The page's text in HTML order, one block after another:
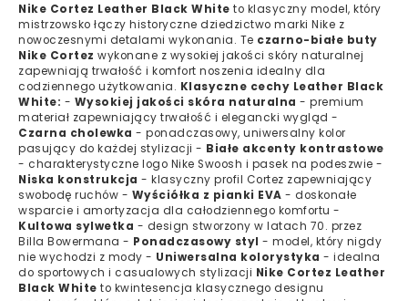
Nike Cortez Leather Black White to klasyczny model, który
mistrzowsko łączy historyczne dziedzictwo marki Nike z
nowoczesnymi detalami wykonania. Te czarno-białe buty
Nike Cortez wykonane z wysokiej jakości skóry naturalnej
zapewniają trwałość i komfort noszenia idealny dla
codziennego użytkowania. Klasyczne cechy Leather Black
White: - Wysokiej jakości skóra naturalna - premium
materiał zapewniający trwałość i elegancki wygląd -
Czarna cholewka - ponadczasowy, uniwersalny kolor
pasujący do każdej stylizacji - Białe akcenty kontrastowe
- charakterystyczne logo Nike Swoosh i pasek na podeszwie -
Niska konstrukcja - klasyczny profil Cortez zapewniający
swobodę ruchów - Wyściółka z pianki EVA - doskonałe
wsparcie i amortyzacja dla całodziennego komfortu -
Kultowa sylwetka - design stworzony w latach 70. przez
Billa Bowermana - Ponadczasowy styl - model, który nigdy
nie wychodzi z mody - Uniwersalna kolorystyka - idealna
do sportowych i casualowych stylizacji Nike Cortez Leather
Black White to kwintesencja klasycznego designu